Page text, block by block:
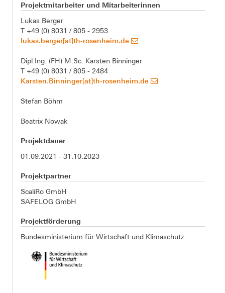
Projektmitarbeiter und Mitarbeiterinnen
Lukas Berger
T +49 (0) 8031 / 805 - 2953
lukas.berger[at]th-rosenheim.de
Dipl.Ing. (FH) M.Sc. Karsten Binninger
T +49 (0) 8031 / 805 - 2484
Karsten.Binninger[at]th-rosenheim.de
Stefan Böhm
Beatrix Nowak
Projektdauer
01.09.2021 - 31.10.2023
Projektpartner
ScaliRo GmbH
SAFELOG GmbH
Projektförderung
Bundesministerium für Wirtschaft und Klimaschutz